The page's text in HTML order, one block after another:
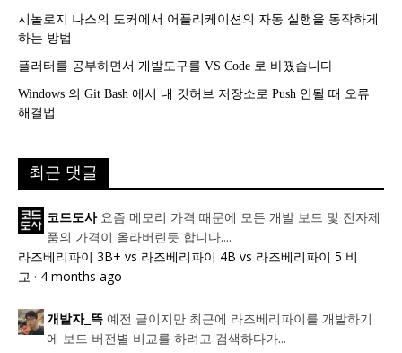
시놀로지 나스의 도커에서 어플리케이션의 자동 실행을 동작하게
하는 방법
플러터를 공부하면서 개발도구를 VS Code 로 바꿨습니다
Windows 의 Git Bash 에서 내 깃허브 저장소로 Push 안될 때 오류
해결법
최근 댓글
코드도사 요즘 메모리 가격 때문에 모든 개발 보드 및 전자제
품의 가격이 올라버린듯 합니다....
라즈베리파이 3B+ vs 라즈베리파이 4B vs 라즈베리파이 5 비
교 · 4 months ago
개발자_뜩 예전 글이지만 최근에 라즈베리파이를 개발하기
에 보드 버전별 비교를 하려고 검색하다가...